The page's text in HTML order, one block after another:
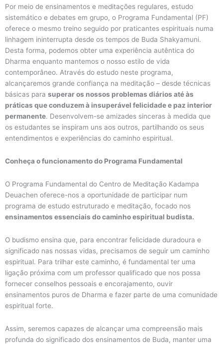
Por meio de ensinamentos e meditações regulares, estudo
sistemático e debates em grupo, o Programa Fundamental (PF)
oferece o mesmo treino seguido por praticantes espirituais numa
linhagem ininterrupta desde os tempos de Buda Shakyamuni.
Desta forma, podemos obter uma experiência autêntica do
Dharma enquanto mantemos o nosso estilo de vida
contemporâneo. Através do estudo neste programa,
alcançaremos grande confiança na meditação – desde técnicas
básicas para superar os nossos problemas diários até às
práticas que conduzem à insuperável felicidade e paz interior
permanente. Desenvolvem-se amizades sinceras à medida que
os estudantes se inspiram uns aos outros, partilhando os seus
entendimentos e experiências do caminho espiritual.
Conheça o funcionamento do Programa Fundamental
O Programa Fundamental do Centro de Meditação Kadampa
Deuachen oferece-nos a oportunidade de participar num
programa de estudo estruturado e meditação, focado nos
ensinamentos essenciais do caminho espiritual budista.
O budismo ensina que, para encontrar felicidade duradoura e
significado nas nossas vidas, precisamos de seguir um caminho
espiritual. Para trilhar este caminho, é fundamental ter uma
ligação próxima com um professor qualificado que nos possa
fornecer conselhos pessoais e encorajamento, ouvir
ensinamentos puros de Dharma e fazer parte de uma comunidade
espiritual forte.
Assim, seremos capazes de alcançar uma compreensão mais
profunda do significado dos ensinamentos de Buda, manter uma